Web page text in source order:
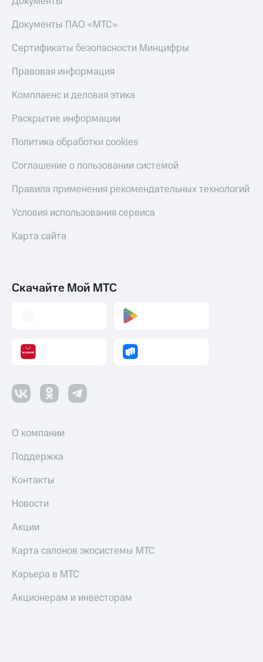
Документы ПАО «МТС»
Сертификаты безопасности Минцифры
Правовая информация
Комплаенс и деловая этика
Раскрытие информации
Политика обработки cookies
Соглашение о пользовании системой
Правила применения рекомендательных технологий
Условия использования сервиса
Карта сайта
Скачайте Мой МТС
О компании
Поддержка
Контакты
Новости
Акции
Карта салонов экосистемы МТС
Карьера в МТС
Акционерам и инвесторам